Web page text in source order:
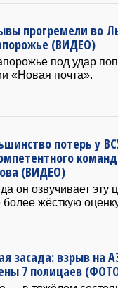
прогремели во
(ВИДЕО)
под удар
«Новая почта».
потерь у
(ВИДЕО)
он озвучивает
жёсткую
засада: взрыв на
7 полицаев